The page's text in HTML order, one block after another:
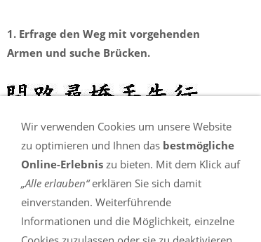
1. Erfrage den Weg mit vorgehenden
Armen und suche Brücken.
MAN LOU CHAM KIU SAU SIN HAANG
2. Arme kleben an Armen, falls der Weg
nicht frei ist.
Wir verwenden Cookies um unsere Website
zu optimieren und Ihnen das bestmögliche
Online-Erlebnis zu bieten. Mit dem Klick auf
„Alle erlauben“erklären Sie sich damit
einverstanden. Weiterführende
Informationen und die Möglichkeit, einzelne